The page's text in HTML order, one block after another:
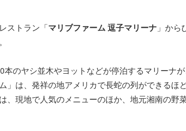
ストラン「マリブファーム 逗子マリーナ 」か
本のヤシ並木やヨットなどが停泊するマリーナ
」は、発祥の地アメリカで長蛇の列ができるほ
、現地で人気のメニューのほか、地元湘南の野